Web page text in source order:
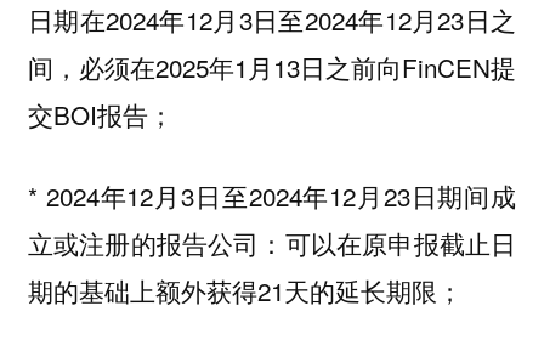
日期在2024年12月3日至2024年12月23日之
间，必须在2025年1月13日之前向FinCEN提
交BOI报告；
* 2024年12月3日至2024年12月23日期间成
立或注册的报告公司：可以在原申报截止日
期的基础上额外获得21天的延长期限；